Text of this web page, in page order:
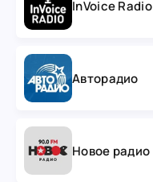
InVoice Radio
Авторадио
Новое радио